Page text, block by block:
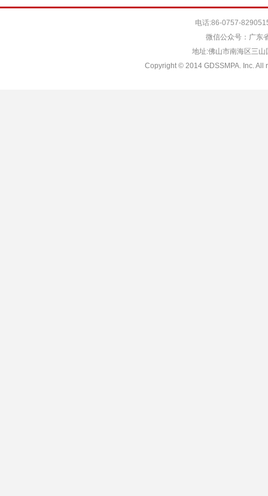
电话:86-0757-
微信公众号：广东
地址:佛山市南海区三
Copyright © 2014 GDSSMPA. Inc. All